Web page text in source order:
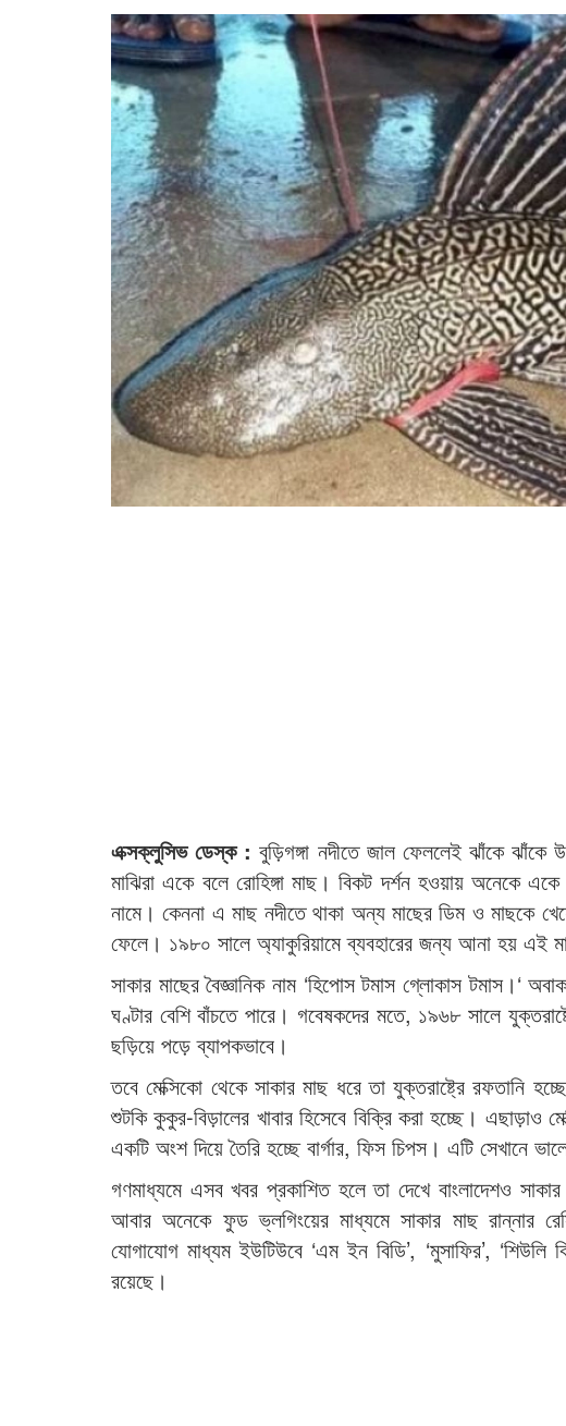
এক্সক্লুসিভ ডেস্ক :বুড়িগঙ্গা নদীতে জাল ফেললেই ঝাঁকে ঝাঁকে
মাঝিরা একে বলে রোহিঙ্গা মাছ। বিকট দর্শন হওয়ায় অনেকে
নামে। কেননা এ মাছ নদীতে থাকা অন্য মাছের ডিম ও মাছকে
ফেলে। ১৯৮০ সালে অ্যাকুরিয়ামে ব্যবহারের জন্য আনা হয় এই
সাকার মাছের বৈজ্ঞানিক নাম ‘হিপোস টমাস গ্লোকাস টমাস।‘
ঘণ্টার বেশি বাঁচতে পারে। গবেষকদের মতে, ১৯৬৮ সালে
ছড়িয়ে পড়ে ব্যাপকভাবে।
তবে মেক্সিকো থেকে সাকার মাছ ধরে তা যুক্তরাষ্ট্রে রফতানি
শুটকি কুকুর-বিড়ালের খাবার হিসেবে বিক্রি করা হচ্ছে। এছাড়াও
একটি অংশ দিয়ে তৈরি হচ্ছে বার্গার, ফিস চিপস। এটি সেখানে
গণমাধ্যমে এসব খবর প্রকাশিত হলে তা দেখে বাংলাদেশও
আবার অনেকে ফুড ভ্লগিংয়ের মাধ্যমে সাকার মাছ রান্নার
যোগাযোগ মাধ্যম ইউটিউবে ‘এম ইন বিডি’, ‘মুসাফির’, ‘শিউলি
রয়েছে।